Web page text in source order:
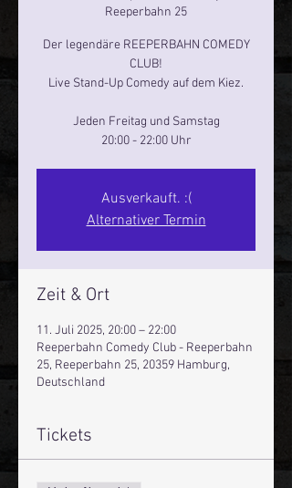
Reeperbahn 25
Der legendäre REEPERBAHN COMEDY
CLUB!
Live Stand-Up Comedy auf dem Kiez.
Jeden Freitag und Samstag
20:00 - 22:00 Uhr
Ausverkauft. :(
Alternativer Termin
Zeit & Ort
11. Juli 2025, 20:00 – 22:00
Reeperbahn Comedy Club - Reeperbahn
25, Reeperbahn 25, 20359 Hamburg,
Deutschland
Tickets